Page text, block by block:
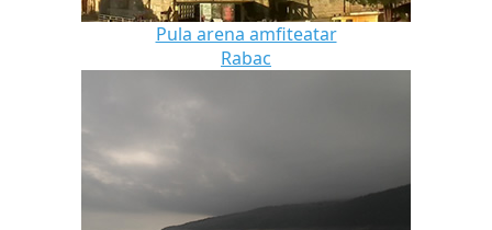
Pula arena amfiteatar
Rabac